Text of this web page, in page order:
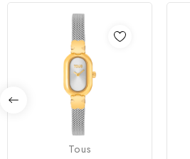
Tous